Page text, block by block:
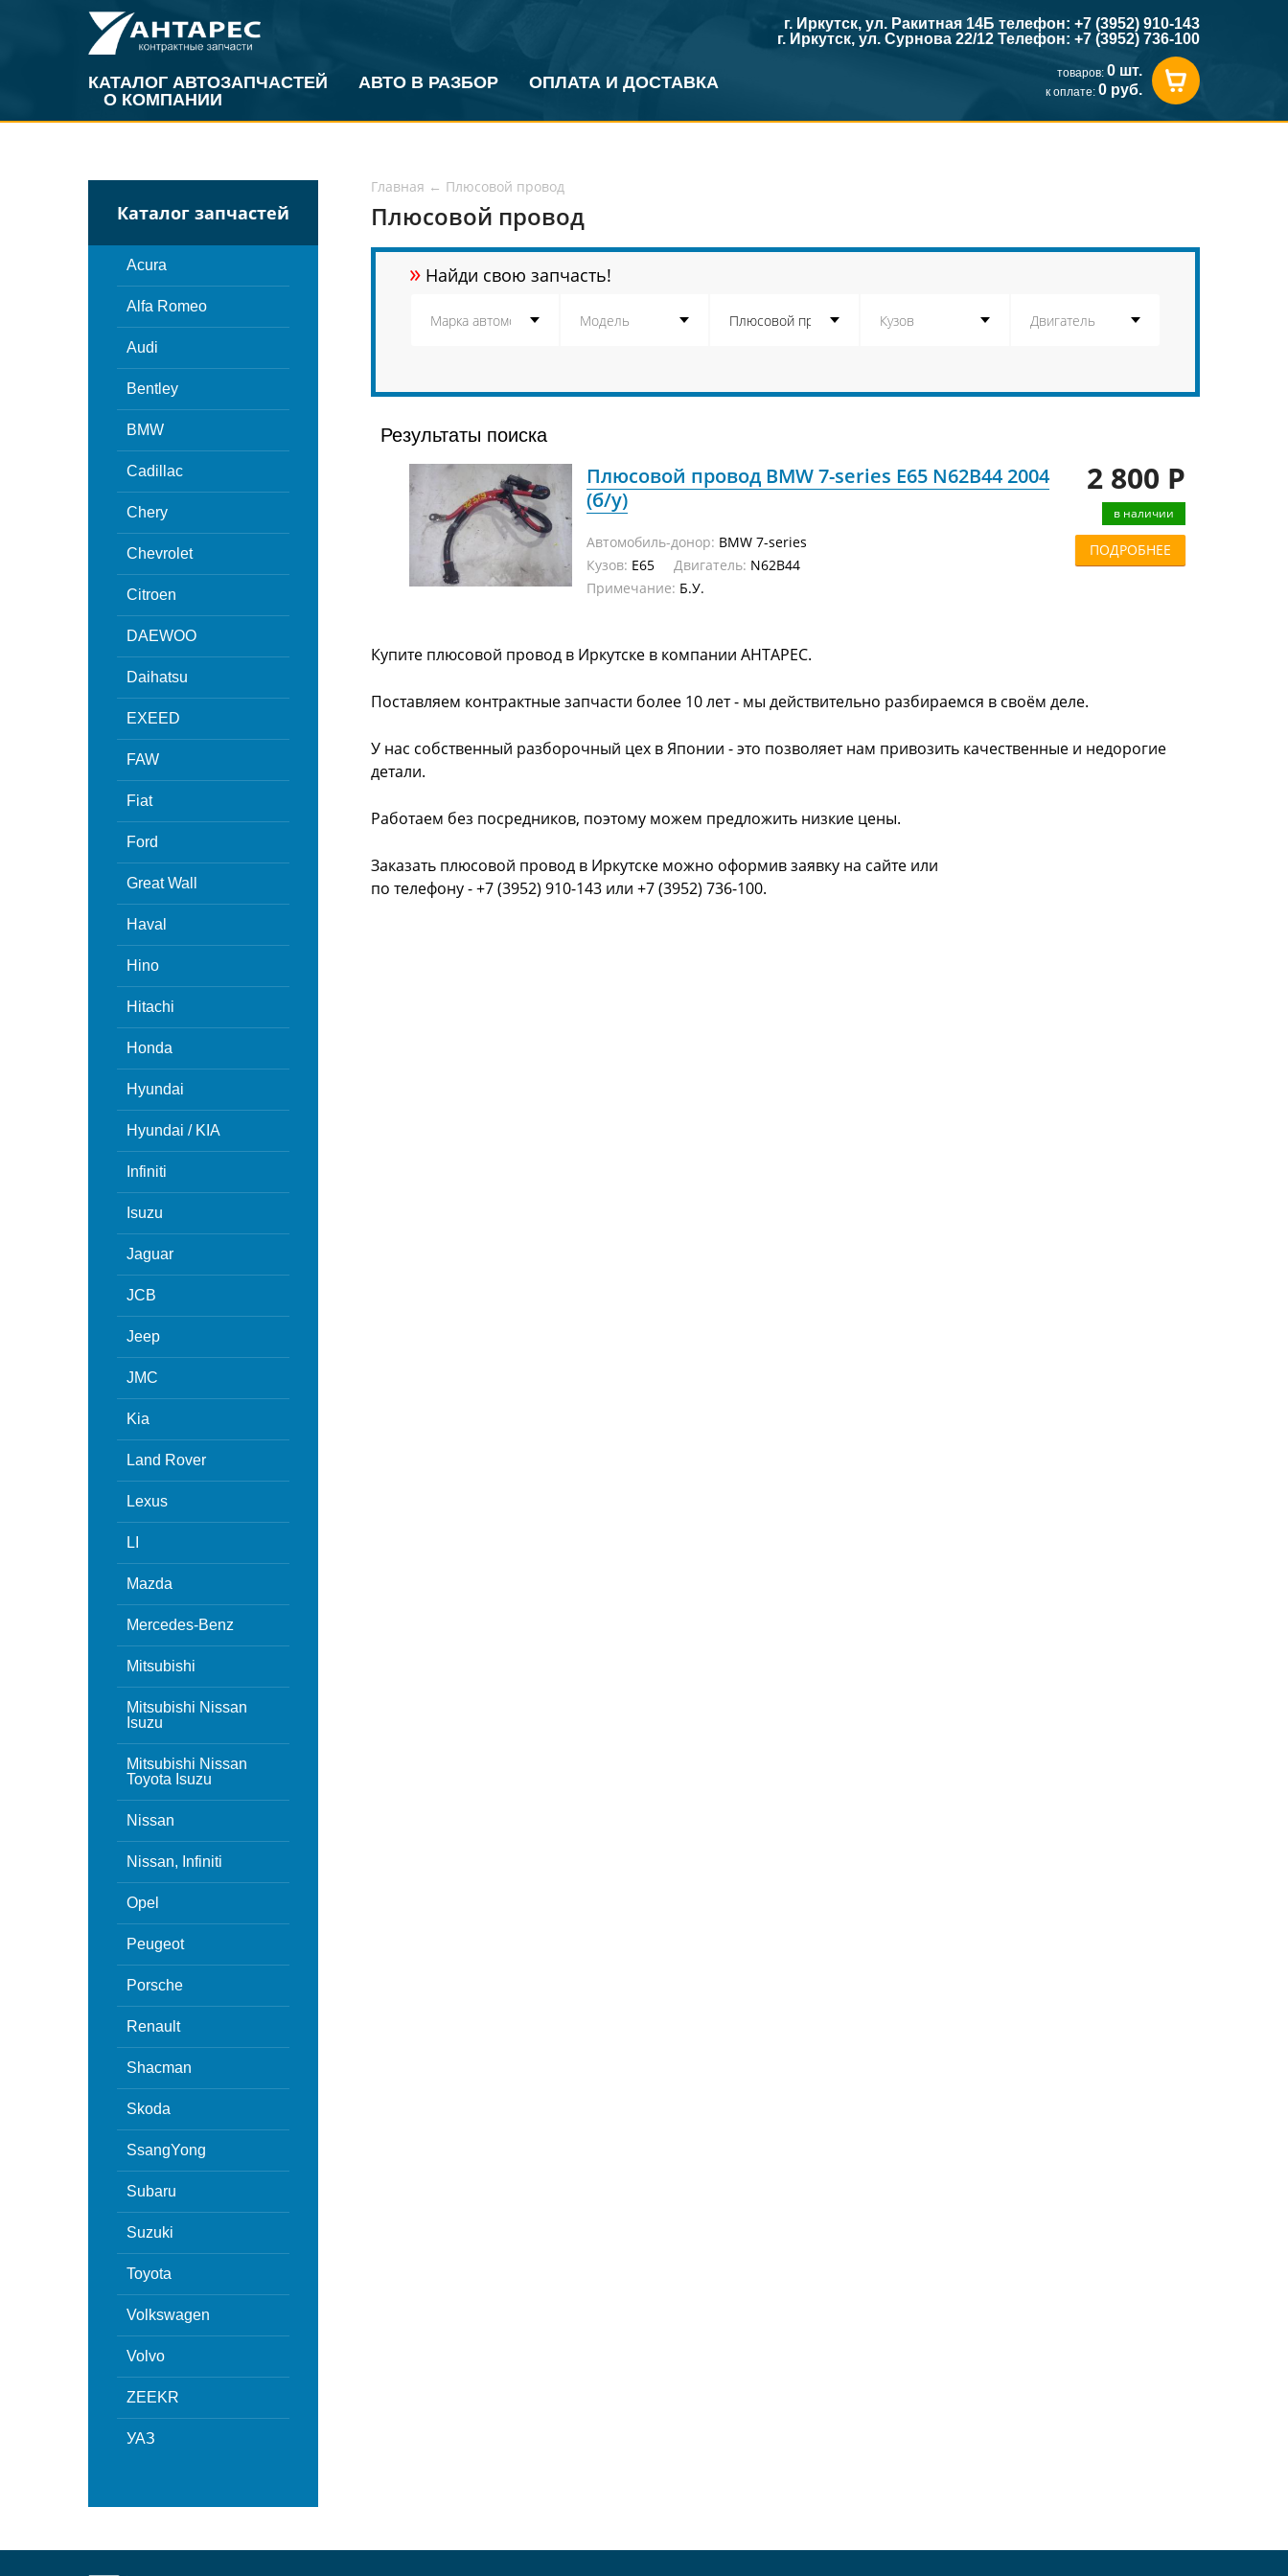
КАТАЛОГ АВТОЗАПЧАСТЕЙ АВТО В РАЗБОР
ОПЛАТА И ДОСТАВКА
О КОМПАНИИ
г. Иркутск, ул. Ракитная 14Б телефон: +7 (3952) 910-143
г. Иркутск, ул. Сурнова 22/12 Телефон: +7 (3952) 736-100
товаров: 0 шт.
к оплате: 0 руб.
Каталог запчастей
Acura
Alfa Romeo
Audi
Bentley
BMW
Cadillac
Chery
Chevrolet
Citroen
DAEWOO
Daihatsu
EXEED
FAW
Fiat
Ford
Great Wall
Haval
Hino
Hitachi
Honda
Hyundai
Hyundai / KIA
Infiniti
Isuzu
Jaguar
JCB
Jeep
JMC
Kia
Land Rover
Lexus
LI
Mazda
Mercedes-Benz
Mitsubishi
Mitsubishi Nissan
Isuzu
Mitsubishi Nissan
Toyota Isuzu
Nissan
Nissan, Infiniti
Opel
Peugeot
Porsche
Renault
Shacman
Skoda
SsangYong
Subaru
Suzuki
Toyota
Volkswagen
Volvo
ZEEKR
УАЗ
Главная ← Плюсовой провод
Плюсовой провод
» Найди свою запчасть!
Результаты поиска
Плюсовой провод BMW 7-series E65 N62B44 2004
(б/у)
Автомобиль-донор: BMW 7-series
Кузов: E65 Двигатель: N62B44
Примечание: Б.У.
2 800 Р
в наличии
ПОДРОБНЕЕ
Купите плюсовой провод в Иркутске в компании АНТАРЕС.
Поставляем контрактные запчасти более 10 лет - мы действительно разбираемся в своём деле.
У нас собственный разборочный цех в Японии - это позволяет нам привозить качественные и недорогие
детали.
Работаем без посредников, поэтому можем предложить низкие цены.
Заказать плюсовой провод в Иркутске можно оформив заявку на сайте или
по телефону - +7 (3952) 910-143 или +7 (3952) 736-100.